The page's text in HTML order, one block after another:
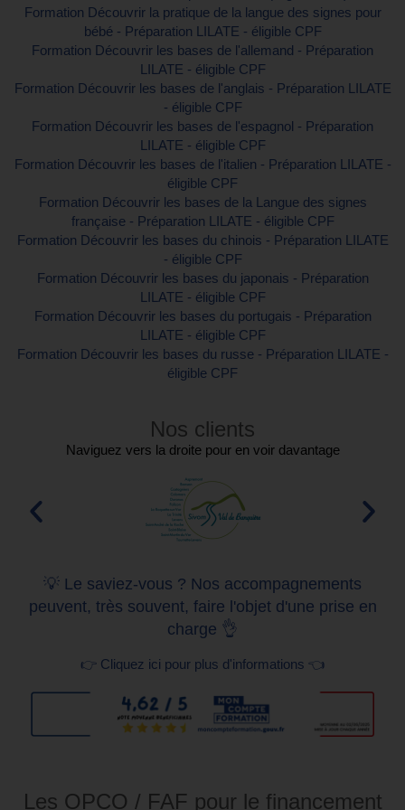
Formation Découvrir la pratique de la langue des signes pour
bébé - Préparation LILATE - éligible CPF
Formation Découvrir les bases de l'allemand - Préparation
LILATE - éligible CPF
Formation Découvrir les bases de l'anglais - Préparation LILATE
- éligible CPF
Formation Découvrir les bases de l'espagnol - Préparation
LILATE - éligible CPF
Formation Découvrir les bases de l'italien - Préparation LILATE -
éligible CPF
Formation Découvrir les bases de la Langue des signes
française - Préparation LILATE - éligible CPF
Formation Découvrir les bases du chinois - Préparation LILATE
- éligible CPF
Formation Découvrir les bases du japonais - Préparation
LILATE - éligible CPF
Formation Découvrir les bases du portugais - Préparation
LILATE - éligible CPF
Formation Découvrir les bases du russe - Préparation LILATE -
éligible CPF
Nos clients
Naviguez vers la droite pour en voir davantage
💡 Le saviez-vous ? Nos accompagnements
peuvent, très souvent, faire l'objet d'une prise en
charge 👌
👉 Cliquez ici pour plus d'informations 👈
Les OPCO / FAF pour le financement